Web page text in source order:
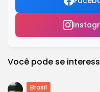
Você pode se
Brasil